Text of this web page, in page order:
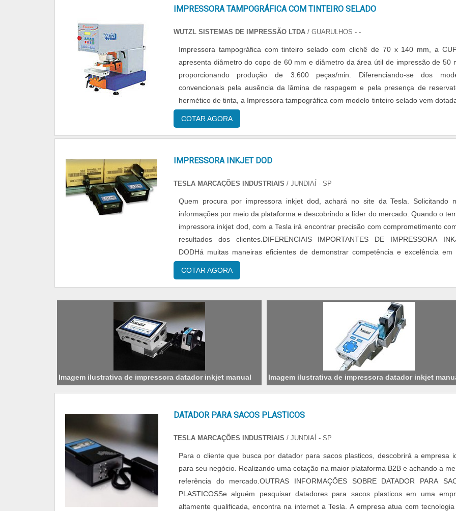
IMPRESSORA TAMPOGRÁFICA COM TINTEIRO SELADO
WUTZL SISTEMAS DE IMPRESSÃO LTDA / GUARULHOS - -
Impressora tampográfica com tinteiro selado com clichê de 70 x 140 mm, a
apresenta diâmetro do copo de 60 mm e diâmetro da área útil de impressão de 50
proporcionando produção de 3.600 peças/min. Diferenciando-se dos
convencionais pela ausência da lâmina de raspagem e pela presença de
hermético de tinta, a Impressora tampográfica com modelo tinteiro selado vem dotada
comando Dialog com processador RISC...
COTAR AGORA
IMPRESSORA INKJET DOD
TESLA MARCAÇÕES INDUSTRIAIS / JUNDIAÍ - SP
Quem procura por impressora inkjet dod, achará no site da Tesla. Solicitando
informações por meio da plataforma e descobrindo a líder do mercado. Quando o
impressora inkjet dod, com a Tesla irá encontrar precisão com comprometimento
resultados dos clientes.DIFERENCIAIS IMPORTANTES DE IMPRESSORA
DODHá muitas maneiras eficientes de demonstrar competência e excelência em
área de atuação. A Tesla foca sua energ...
COTAR AGORA
Imagem ilustrativa de impressora datador inkjet manual Imagem ilustrativa de impressora datador inkjet
DATADOR PARA SACOS PLASTICOS
TESLA MARCAÇÕES INDUSTRIAIS / JUNDIAÍ - SP
Para o cliente que busca por datador para sacos plasticos, descobrirá a empresa
para seu negócio. Realizando uma cotação na maior plataforma B2B e achando a
referência do mercado.OUTRAS INFORMAÇÕES SOBRE DATADOR PARA
PLASTICOSSe alguém pesquisar datadores para sacos plasticos em uma
altamente qualificada, encontra na internet a Tesla. A empresa atua com tecnologia